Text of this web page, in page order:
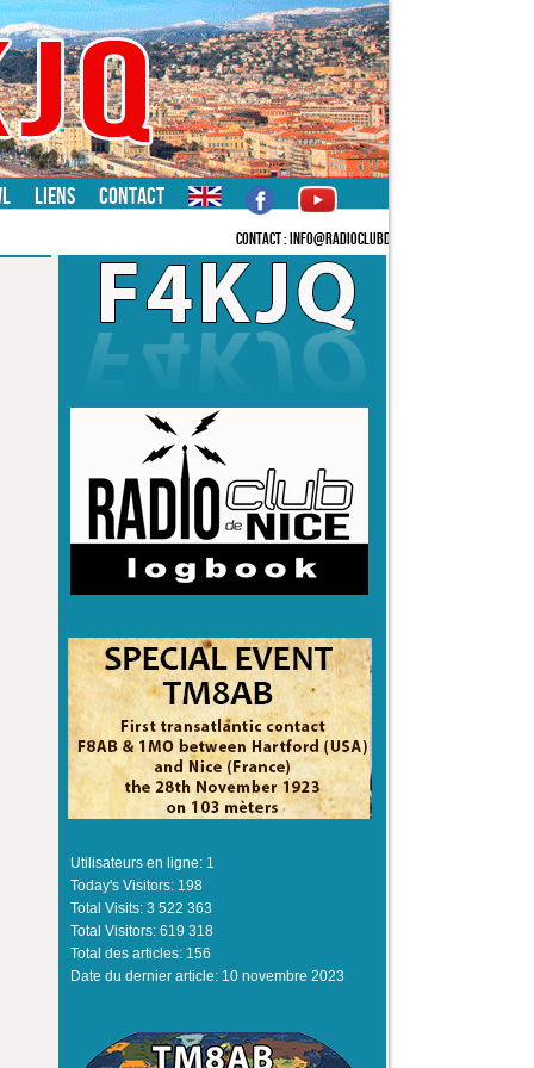
Liens Contact
CONTACT : INFO@RADIOCLUBDENICE.ORG
Utilisateurs en ligne: 1
Today's Visitors: 198
Total Visits: 3 522 363
Total Visitors: 619 318
Total des articles: 156
Date du dernier article: 10 novembre 2023